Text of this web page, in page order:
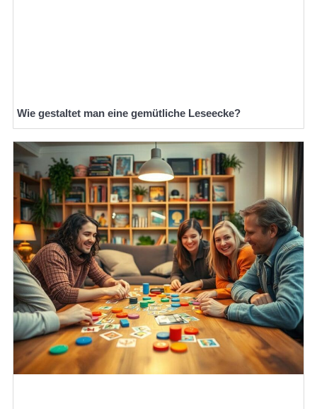
Wie gestaltet man eine gemütliche Leseecke?